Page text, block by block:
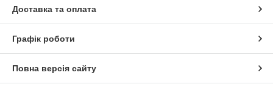
Доставка та оплата
Графік роботи
Повна версія сайту